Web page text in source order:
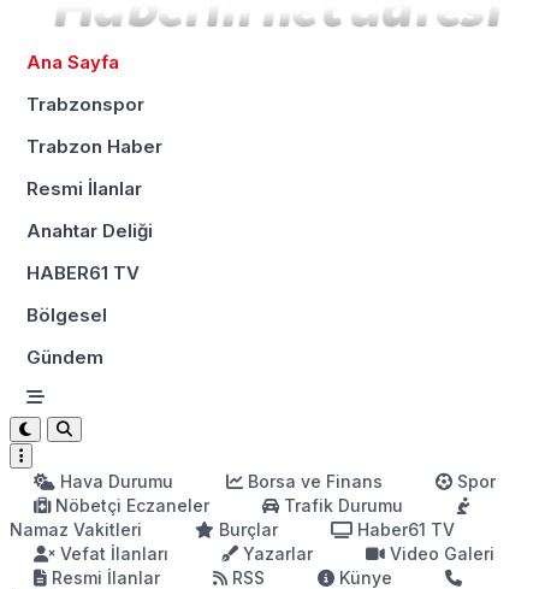
Ana Sayfa
Trabzonspor
Trabzon Haber
Resmi İlanlar
Anahtar Deliği
HABER61 TV
Bölgesel
Gündem
Hava Durumu Borsa ve Finans
Spor
Nöbetçi Eczaneler
Trafik Durumu
Namaz Vakitleri
Burçlar
Haber61 TV
Vefat İlanları
Yazarlar
Video Galeri
Resmi İlanlar
RSS
Künye